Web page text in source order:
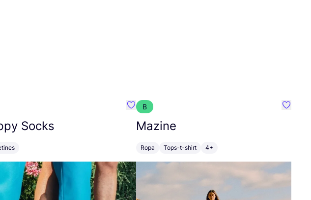
{nombre}
Socks
Favoritos {nombre}
B
Mazine
Ropa Tops-t-shirt 4+